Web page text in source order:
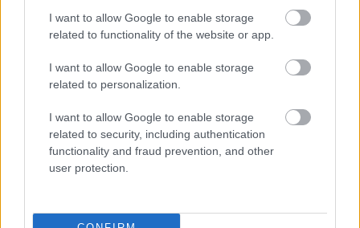
I want to allow Google to enable storage
related to functionality of the website or app.
I want to allow Google to enable storage
related to personalization.
I want to allow Google to enable storage
related to security, including authentication
functionality and fraud prevention, and other
user protection.